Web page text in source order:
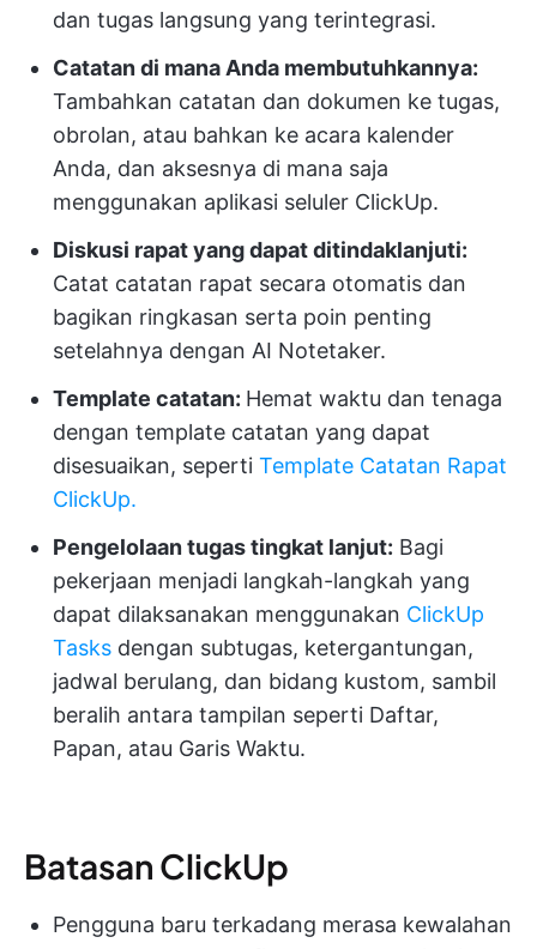
dan tugas langsung yang terintegrasi.
Catatan di mana Anda membutuhkannya:
Tambahkan catatan dan dokumen ke tugas,
obrolan, atau bahkan ke acara kalender
Anda, dan aksesnya di mana saja
menggunakan aplikasi seluler ClickUp.
Diskusi rapat yang dapat ditindaklanjuti:
Catat catatan rapat secara otomatis dan
bagikan ringkasan serta poin penting
setelahnya dengan AI Notetaker.
Template catatan: Hemat waktu dan tenaga
dengan template catatan yang dapat
disesuaikan, seperti Template Catatan Rapat
ClickUp.
Pengelolaan tugas tingkat lanjut: Bagi
pekerjaan menjadi langkah-langkah yang
dapat dilaksanakan menggunakan ClickUp
Tasks dengan subtugas, ketergantungan,
jadwal berulang, dan bidang kustom, sambil
beralih antara tampilan seperti Daftar,
Papan, atau Garis Waktu.
Batasan ClickUp
Pengguna baru terkadang merasa kewalahan